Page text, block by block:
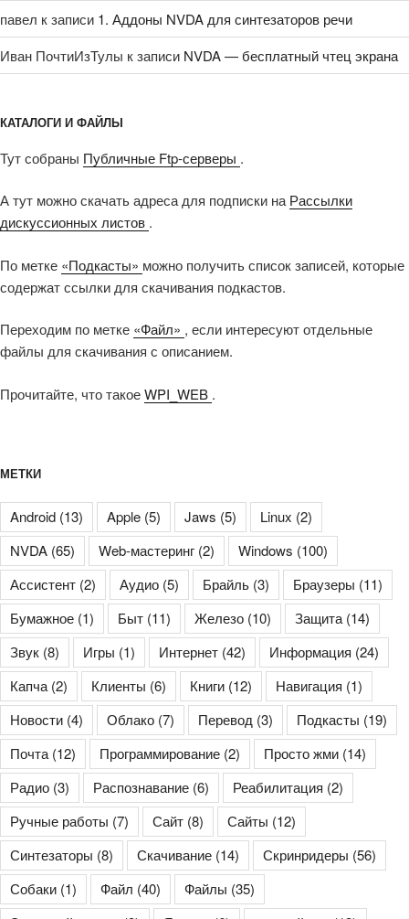
павел к записи 1. Аддоны NVDA для синтезаторов речи
Иван ПочтиИзТулы к записи NVDA — бесплатный чтец экрана
КАТАЛОГИ И ФАЙЛЫ
Тут собраны Публичные Ftp-серверы .
А тут можно скачать адреса для подписки наРассылки
дискуссионных листов .
По метке «Подкасты» можно получить список записей, которые
содержат ссылки для скачивания подкастов.
Переходим по метке «Файл» , если интересуют отдельные
файлы для скачивания с описанием.
Прочитайте, что такоеWPI_WEB .
МЕТКИ
Android (13) Apple (5) Jaws (5) Linux (2)
NVDA (65) Web-мастеринг (2) Windows (100)
Ассистент (2) Аудио (5) Брайль (3) Браузеры (11)
Бумажное (1) Быт (11) Железо (10) Защита (14)
Звук (8) Игры (1) Интернет (42) Информация (24)
Капча (2) Клиенты (6) Книги (12) Навигация (1)
Новости (4) Облако (7) Перевод (3) Подкасты (19)
Почта (12) Программирование (2) Просто жми (14)
Радио (3) Распознавание (6) Реабилитация (2)
Ручные работы (7) Сайт (8) Сайты (12)
Синтезаторы (8) Скачивание (14) Скринридеры (56)
Собаки (1) Файл (40) Файлы (35)